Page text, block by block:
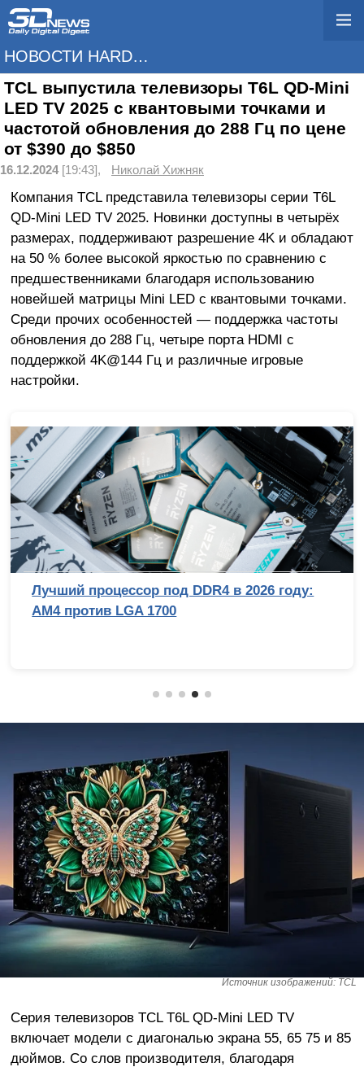
НОВОСТИ HARDWARE
TCL выпустила телевизоры T6L QD-Mini
LED TV 2025 с квантовыми точками и
частотой обновления до 288 Гц по цене
от $390 до $850
16.12.2024[19:43], Николай Хижняк
Компания TCL представила телевизоры серии T6L
QD-Mini LED TV 2025. Новинки доступны в четырёх
размерах, поддерживают разрешение 4K и обладают
на 50 % более высокой яркостью по сравнению с
предшественниками благодаря использованию
новейшей матрицы Mini LED с квантовыми точками.
Среди прочих особенностей — поддержка частоты
обновления до 288 Гц, четыре порта HDMI с
поддержкой 4K@144 Гц и различные игровые
настройки.
Лучший процессор под DDR4 в 2026 году:
AM4 против LGA 1700
Источник изображений: TCL
Серия телевизоров TCL T6L QD-Mini LED TV
включает модели с диагональю экрана 55, 65 75 и 85
дюймов. Со слов производителя, благодаря